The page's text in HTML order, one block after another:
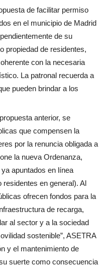
de facilitar permiso
en el municipio de Madrid
de su
propiedad de residentes,
con la necesaria
La patronal recuerda a
pueden brindar a los
anterior, se
que compensen la
por la renuncia obligada a
la nueva Ordenanza,
apuntados en línea
residentes en general). Al
ofrecen fondos para la
de recarga,
al sector y a la sociedad
sostenible”, ASETRA
y el mantenimiento de
suerte como consecuencia